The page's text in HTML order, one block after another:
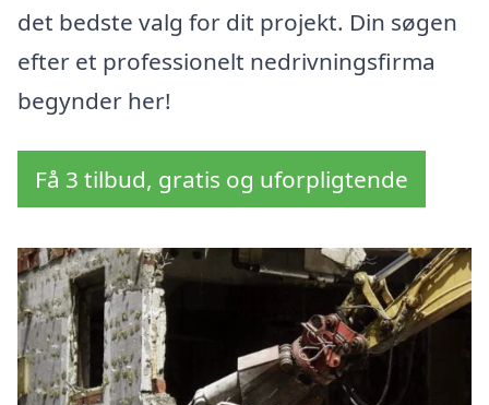
det bedste valg for dit projekt. Din søgen
efter et professionelt nedrivningsfirma
begynder her!
Få 3 tilbud, gratis og uforpligtende